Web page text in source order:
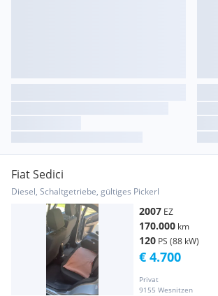
Fiat Sedici
Diesel, Schaltgetriebe, gültiges Pickerl
2007 EZ
170.000 km
120 PS (88 kW)
Privat
9155 Wesnitzen
€ 4.700